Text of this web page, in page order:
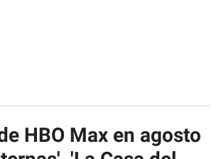
HBO Max en agosto